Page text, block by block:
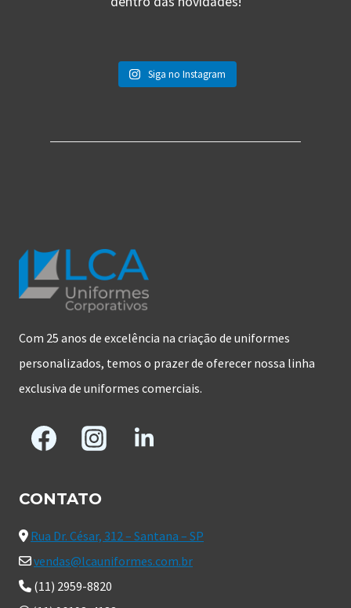
Siga no Instagram
Com 25 anos de excelência na criação de uniformes
personalizados, temos o prazer de oferecer nossa linha
exclusiva de uniformes comerciais.
CONTATO
Rua Dr. César, 312 – Santana – SP
vendas@lcauniformes.com.br
(11) 2959-8820